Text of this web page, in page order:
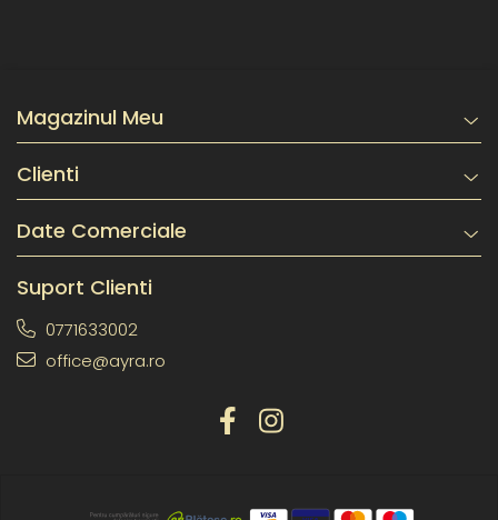
Magazinul Meu
Clienti
Date Comerciale
Suport Clienti
0771633002
office@ayra.ro